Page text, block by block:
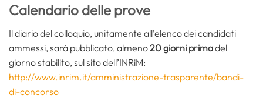
Calendario delle prove
Il diario del colloquio, unitamente all’elenco dei candidati
ammessi, sarà pubblicato, almeno20 giorni primadel
giorno stabilito, sul sito dell’INRiM:
http://www.inrim.it/amministrazione-trasparente/bandi-
di-concorso